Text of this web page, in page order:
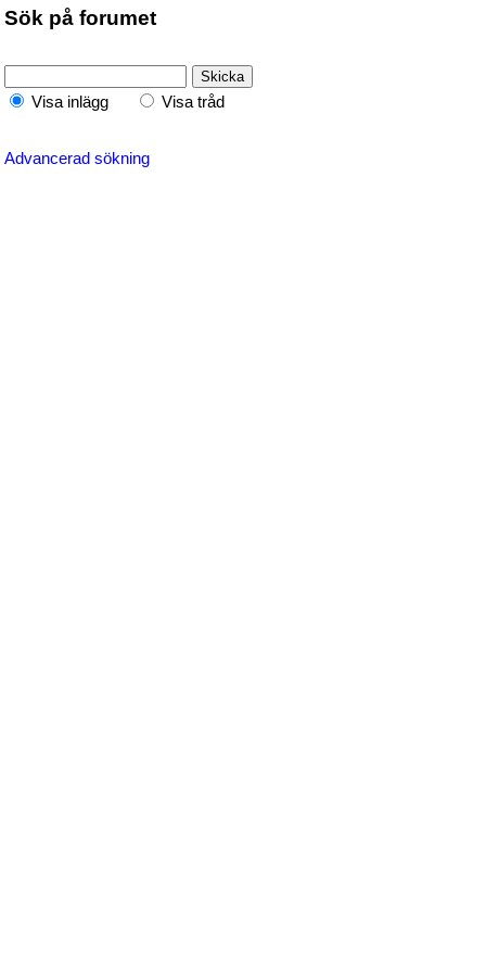
Sök på forumet
Visa inlägg Visa tråd
Advancerad sökning